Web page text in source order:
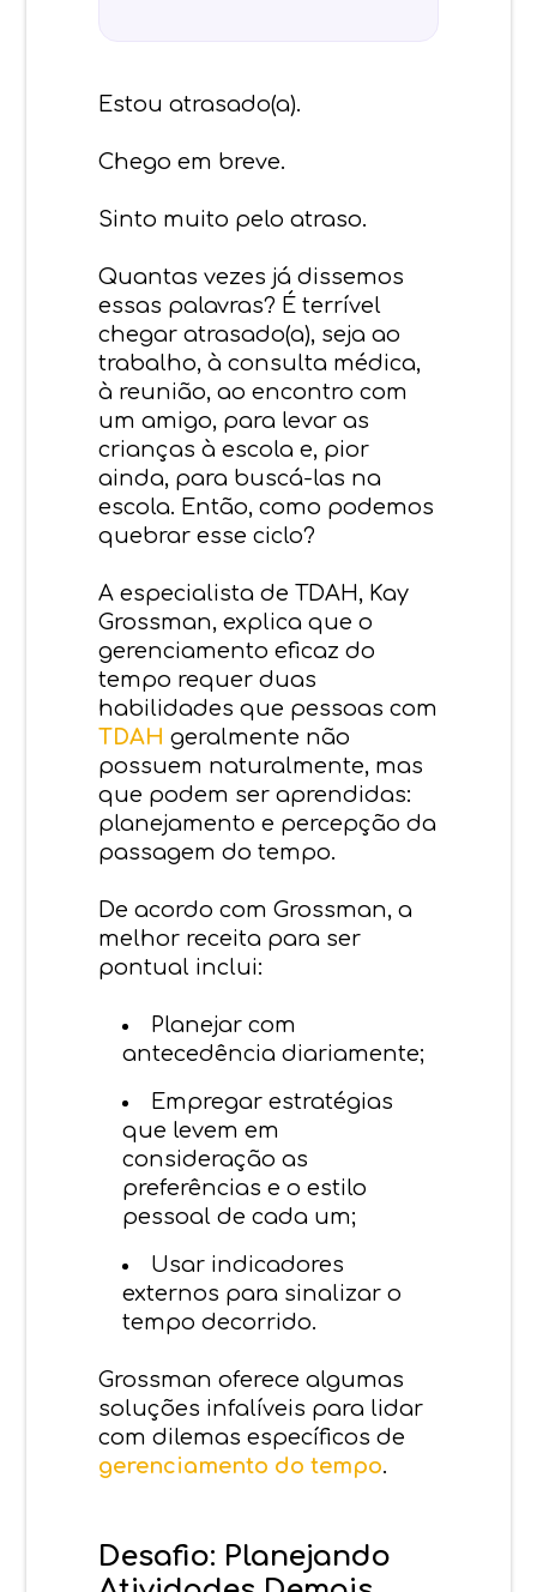
Estou atrasado(a).
Chego em breve.
Sinto muito pelo atraso.
Quantas vezes já dissemos
essas palavras? É terrível
chegar atrasado(a), seja ao
trabalho, à consulta médica,
à reunião, ao encontro com
um amigo, para levar as
crianças à escola e, pior
ainda, para buscá-las na
escola. Então, como podemos
quebrar esse ciclo?
A especialista de TDAH, Kay
Grossman, explica que o
gerenciamento eficaz do
tempo requer duas
habilidades que pessoas com
TDAH geralmente não
possuem naturalmente, mas
que podem ser aprendidas:
planejamento e percepção da
passagem do tempo.
De acordo com Grossman, a
melhor receita para ser
pontual inclui:
Planejar com
antecedência diariamente;
Empregar estratégias
que levem em
consideração as
preferências e o estilo
pessoal de cada um;
Usar indicadores
externos para sinalizar o
tempo decorrido.
Grossman oferece algumas
soluções infalíveis para lidar
com dilemas específicos de
gerenciamento do tempo.
Desafio: Planejando